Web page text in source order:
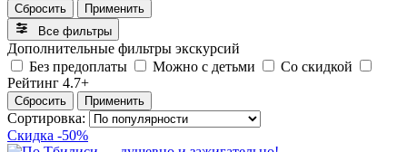
Сбросить
Применить
Все фильтры
Дополнительные фильтры экскурсий
Без предоплаты
Можно с детьми
Со скидкой
Рейтинг 4.7+
Сбросить Применить
Сортировка:
Скидка -50%